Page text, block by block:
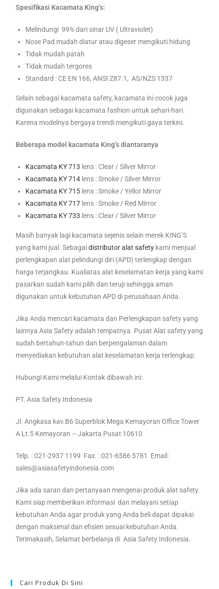
Spesifikasi Kacamata King’s:
Melindungi 99% dari sinar UV ( Ultraviolet)
Nose Pad mudah diatur atau digeser mengikuti hidung
Tidak mudah patah
Tidak mudah tergores
Standard : CE EN 166, ANSI Z87.1, AS/NZS 1337
Selain sebagai kacamata safety, kacamata ini cocok juga
digunakan sebagai kacamata fashion untuk sehari-hari.
Karena modelnya bergaya trendi mengikuti gaya terkini.
Beberapa model kacamata King’s diantaranya
Kacamata KY 713 lens : Clear / Silver Mirror
Kacamata KY 714 lens : Smoke / Silver Mirror
Kacamata KY 715 lens : Smoke / Yellor Mirror
Kacamata KY 717 lens : Smoke / Red Mirror
Kacamata KY 733 lens : Clear / Silver Mirror
Masih banyak lagi kacamata sejenis selain merek KING’S
yang kami jual. Sebagaidistributor alat safety kami menjual
perlengkapan alat pelindungi diri (APD) terlengkap dengan
harga terjangkau. Kualiatas alat keselamatan kerja yang kami
pasarkan sudah kami pilih dan teruji sehingga aman
digunakan untuk kebutuhan APD di perusahaan Anda.
Jika Anda mencari kacamata dan Perlengkapan safety yang
lainnya Asia Safety adalah tempatnya. Pusat Alat safety yang
sudah bertahun-tahun dan berpengalaman dalam
menyediakan kebutuhan alat keselamatan kerja terlengkap.
Hubungi Kami melalui Kontak dibawah ini:
PT. Asia Safety Indonesia
Jl. Angkasa kav.B6 Superblok Mega Kemayoran Office Tower
A Lt.5 Kemayoran – Jakarta Pusat 10610
Telp. : 021-2937 1199 Fax. : 021-6586 5781 Email:
sales@asiasafetyindonesia.com
Jika ada saran dan pertanyaan mengenai produk alat safety.
Kami siap memberikan informasi dan melayani setiap
kebutuhan Anda agar produk yang Anda beli dapat dipakai
dengan maksimal dan efisien sesuai kebutuhan Anda.
Terimakasih, Selamat berbelanja di Asia Safety Indonesia.
Cari Produk Di Sini